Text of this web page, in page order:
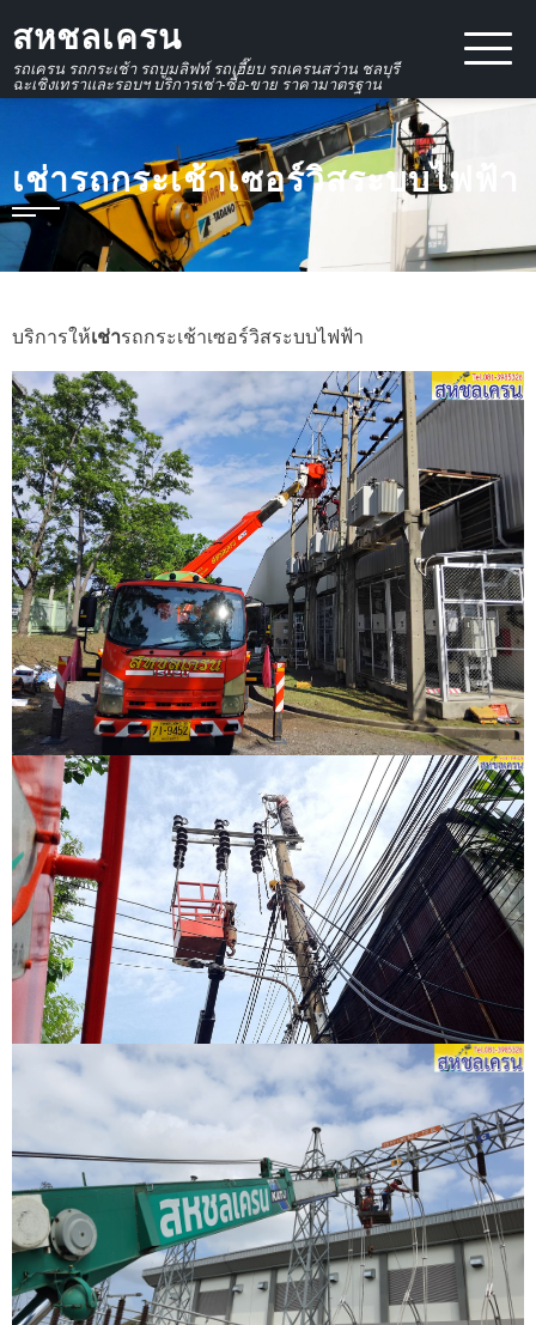
to
content
สหชลเครน
รถเครน รถกระเช้า รถบูมลิฟท์ รถเฮี๊ยบ รถเครนสว่าน ชลบุรี
ฉะเชิงเทราและรอบฯ บริการเช่า-ซื้อ-ขาย ราคามาตรฐาน
เช่ารถกระเช้าเซอร์วิสระบบไฟฟ้า
บริการให้เช่ารถกระเช้าเซอร์วิสระบบไฟฟ้า